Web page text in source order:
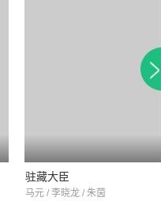
驻藏大臣
马元 / 李晓龙 / 朱茵